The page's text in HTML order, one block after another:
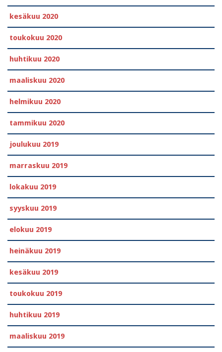
kesäkuu 2020
toukokuu 2020
huhtikuu 2020
maaliskuu 2020
helmikuu 2020
tammikuu 2020
joulukuu 2019
marraskuu 2019
lokakuu 2019
syyskuu 2019
elokuu 2019
heinäkuu 2019
kesäkuu 2019
toukokuu 2019
huhtikuu 2019
maaliskuu 2019